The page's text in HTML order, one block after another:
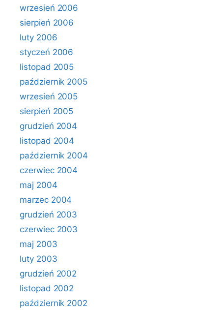
wrzesień 2006
sierpień 2006
luty 2006
styczeń 2006
listopad 2005
październik 2005
wrzesień 2005
sierpień 2005
grudzień 2004
listopad 2004
październik 2004
czerwiec 2004
maj 2004
marzec 2004
grudzień 2003
czerwiec 2003
maj 2003
luty 2003
grudzień 2002
listopad 2002
październik 2002